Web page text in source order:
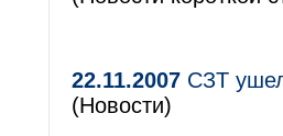
22.11.2007 СЗТ
(Новости)